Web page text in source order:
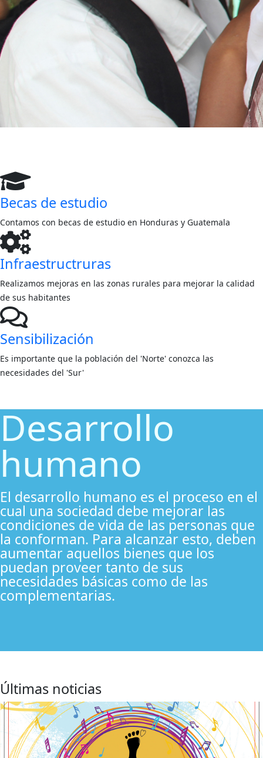
Becas de estudio
Contamos con becas de estudio en Honduras y Guatemala
Infraestructruras
Realizamos mejoras en las zonas rurales para mejorar la calidad
de sus habitantes
Sensibilización
Es importante que la población del 'Norte' conozca las
necesidades del 'Sur'
Desarrollo
humano
El desarrollo humano es el proceso en el
cual una sociedad debe mejorar las
condiciones de vida de las personas que
la conforman. Para alcanzar esto, deben
aumentar aquellos bienes que los
puedan proveer tanto de sus
necesidades básicas como de las
complementarias.
Últimas noticias